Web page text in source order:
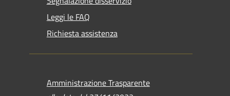
Leggi le FAQ
Richiesta assistenza
Amministrazione Trasparente